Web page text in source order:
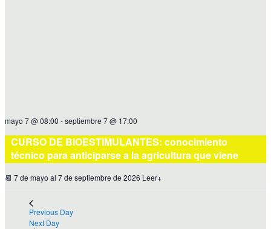
mayo 7 @ 08:00 -septiembre 7 @ 17:00
CURSO DE BIOESTIMULANTES: conocimiento
técnico para anticiparse a la agricultura que viene
📆 7 de mayo al 7 de septiembre de 2026 Leer+
Previous Day
Next Day